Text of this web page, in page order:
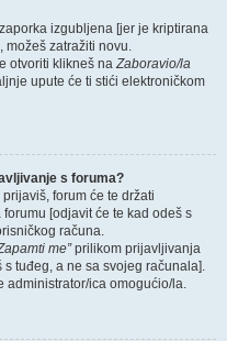
izgubljena [jer je kriptirana
možeš zatražiti novu.
otvoriti klikneš naZaboravio/la
upute će ti stići elektroničkom
s foruma?
forum će te držati
[odjavit će te kad odeš s
računa.
me”prilikom prijavljivanja
tuđeg, a ne sa svojeg računala].
administrator/ica omogućio/la.